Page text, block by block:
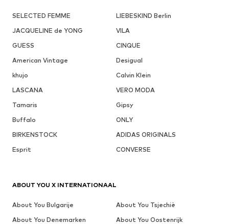
SELECTED FEMME
LIEBESKIND Berlin
JACQUELINE de YONG
VILA
GUESS
CINQUE
American Vintage
Desigual
khujo
Calvin Klein
LASCANA
VERO MODA
Tamaris
Gipsy
Buffalo
ONLY
BIRKENSTOCK
ADIDAS ORIGINALS
Esprit
CONVERSE
ABOUT YOU X INTERNATIONAAL
About You Bulgarije
About You Tsjechië
About You Denemarken
About You Oostenrijk